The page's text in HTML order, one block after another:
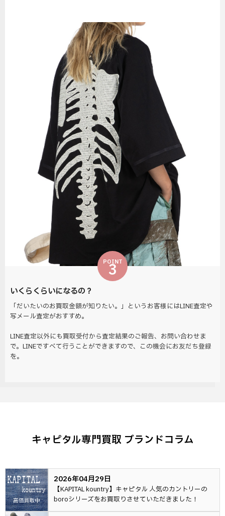
POINT
3
いくらくらいになるの？
「だいたいのお買取金額が知りたい。」というお客様にはLINE査定や
写メール査定がおすすめ。
LINE査定以外にも買取受付から査定結果のご報告、お問い合わせま
で。LINEですべて行うことができますので、この機会にお友だち登録
を。
キャピタル専門買取 ブランドコラム
2026年04月29日
【KAPITAL kountry】キャピタル 人気のカントリーの
boroシリーズをお買取りさせていただきました！